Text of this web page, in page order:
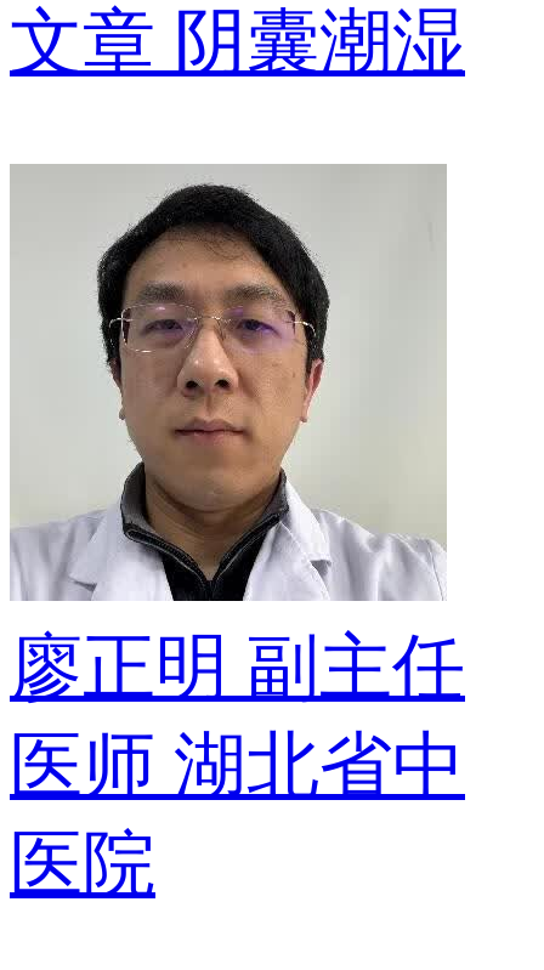
文章 阴囊潮湿
廖正明 副主任
医师 湖北省中
医院